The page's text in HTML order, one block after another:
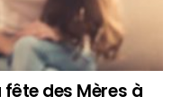
fête des Mères à